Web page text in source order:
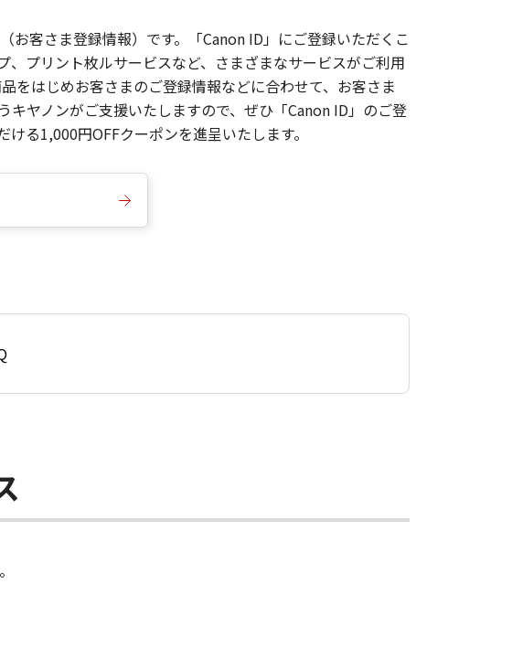
お客さま登録情報）です。「Canon ID」にご登録いただくこ
プリント枚ルサービスなど、さまざまなサービスがご利用
をはじめお客さまのご登録情報などに合わせて、お客さま
ヤノンがご支援いたしますので、ぜひ「Canon ID」のご登
る1,000円OFFクーポンを進呈いたします。